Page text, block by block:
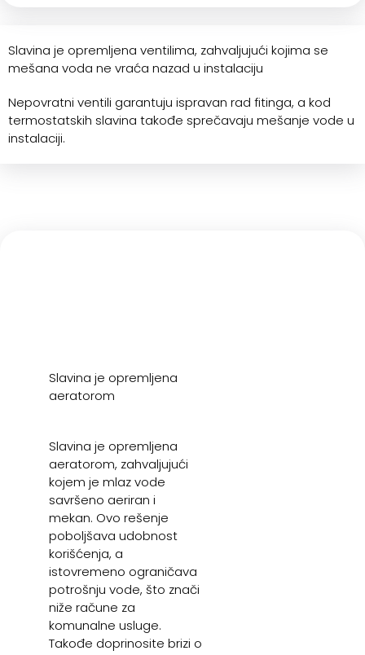
Slavina je opremljena ventilima, zahvaljujući kojima se
mešana voda ne vraća nazad u instalaciju
Nepovratni ventili garantuju ispravan rad fitinga, a kod
termostatskih slavina takođe sprečavaju mešanje vode u
instalaciji.
Slavina je opremljena
aeratorom
Slavina je opremljena
aeratorom, zahvaljujući
kojem je mlaz vode
savršeno aeriran i
mekan. Ovo rešenje
poboljšava udobnost
korišćenja, a
istovremeno ograničava
potrošnju vode, što znači
niže račune za
komunalne usluge.
Takođe doprinosite brizi o